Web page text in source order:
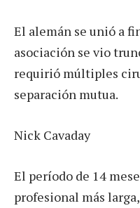
El alemán se unió a
asociación se vio
requirió múltiples
separación mutua.
Nick Cavaday
El período de 14
profesional más